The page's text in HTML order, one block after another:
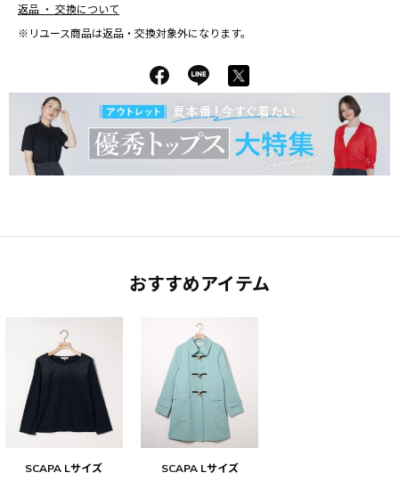
返品 ・ 交換について
※リユース商品は返品・交換対象外になります。
おすすめアイテム
SCAPA Lサイズ SCAPA Lサイズ